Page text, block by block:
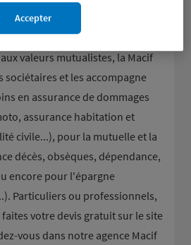
valeurs mutualistes, la Macif
sociétaires et les accompagne
en assurance de dommages
assurance habitation et
civile...), pour la mutuelle et la
décès, obsèques, dépendance,
encore pour l'épargne
Particuliers ou professionnels,
faites votre devis gratuit sur le site
vous dans notre agence Macif
Accepter